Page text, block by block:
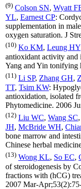
(9) Colson SN, Wyatt
YL, Earnest CP:
supplementation in
oxygen saturation. J
(10) Ko KM, Leung HY
antioxidant activity and
Yang and Yin tonifying
(11) Li SP, Zhang GH,
TT, Tsim KW:
antioxidation, isolated
Phytomedicine. 2006
(12) Liu WC, Wang SC,
JH, McBride WH,
bone marrow and
Chinese herbal
(13) Wong KL, So EC,
of steroidogenesis by
fractions with (hCG)
2007 Mar-